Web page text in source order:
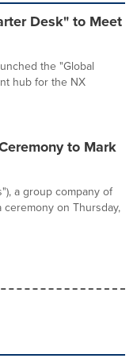
Desk" to Meet
the "Global
hub for the NX
to Mark
a group company of
ceremony on Thursday,